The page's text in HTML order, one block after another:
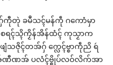
ကီုတုဲ ခမဳသၚ်မန်ကဵု ဂကောံမှာ
စရၚ်သ္ၚိကၟိန်အိန်ထံၚ် ကုသၟာက
ေံသဇိုၚ်တအ်ဂှ် က္လေၚ်ဗ္စာကဵုညိ ရဴ
ဏီဏအ် ပလံၚ်ဗ္စိုပ်လဝ်လိက်အာ